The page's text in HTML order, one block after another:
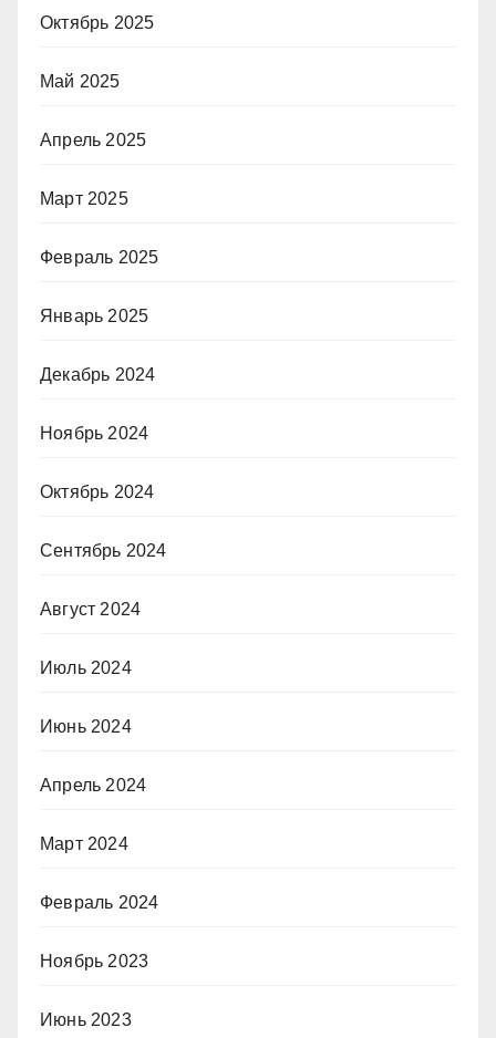
Октябрь 2025
Май 2025
Апрель 2025
Март 2025
Февраль 2025
Январь 2025
Декабрь 2024
Ноябрь 2024
Октябрь 2024
Сентябрь 2024
Август 2024
Июль 2024
Июнь 2024
Апрель 2024
Март 2024
Февраль 2024
Ноябрь 2023
Июнь 2023